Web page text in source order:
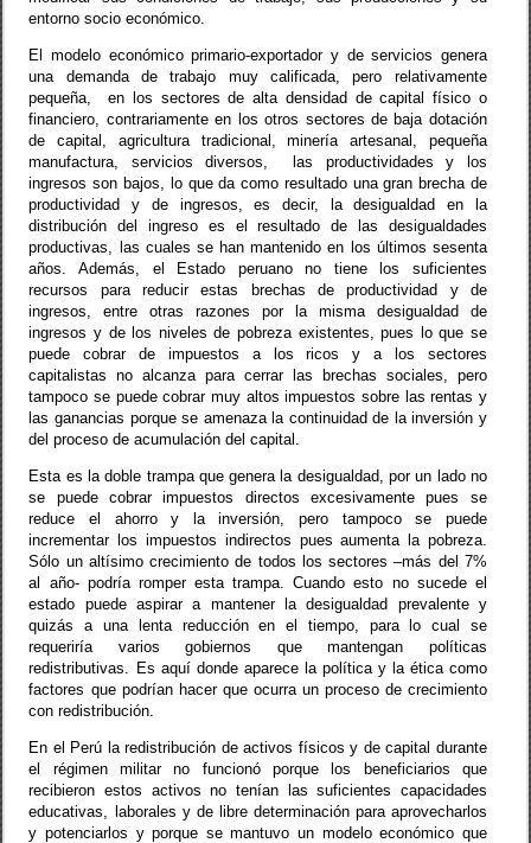
entorno socio económico.
El modelo económico primario-exportador y de servicios genera
una demanda de trabajo muy calificada, pero relativamente
pequeña,
en los sectores de alta densidad de capital físico o
financiero, contrariamente en los otros sectores de baja dotación
de capital, agricultura tradicional, minería artesanal, pequeña
manufactura, servicios diversos,
las productividades y los
ingresos son bajos, lo que da como resultado una gran brecha de
productividad y de ingresos, es decir, la desigualdad en la
distribución del ingreso es el resultado de las desigualdades
productivas, las cuales se han mantenido en los últimos sesenta
años. Además, el Estado peruano no tiene los suficientes
recursos para reducir estas brechas de productividad y de
ingresos, entre otras razones por la misma desigualdad de
ingresos y de los niveles de pobreza existentes, pues lo que se
puede cobrar de impuestos a los ricos y a los sectores
capitalistas no alcanza para cerrar las brechas sociales, pero
tampoco se puede cobrar muy altos impuestos sobre las rentas y
las ganancias porque se amenaza la continuidad de la inversión y
del proceso de acumulación del capital.
Esta es la doble trampa que genera la desigualdad, por un lado no
se puede cobrar impuestos directos excesivamente pues se
reduce el ahorro y la inversión, pero tampoco se puede
incrementar los impuestos indirectos pues aumenta la pobreza.
Sólo un altísimo crecimiento de todos los sectores –más del 7%
al año- podría romper esta trampa. Cuando esto no sucede el
estado puede aspirar a mantener la desigualdad prevalente y
quizás a una lenta reducción en el tiempo, para lo cual se
requeriría varios gobiernos que mantengan políticas
redistributivas. Es aquí donde aparece la política y la ética como
factores que podrían hacer que ocurra un proceso de crecimiento
con redistribución.
En el Perú la redistribución de activos físicos y de capital durante
el régimen militar no funcionó porque los beneficiarios que
recibieron estos activos no tenían las suficientes capacidades
educativas, laborales y de libre determinación para aprovecharlos
y potenciarlos y porque se mantuvo un modelo económico que